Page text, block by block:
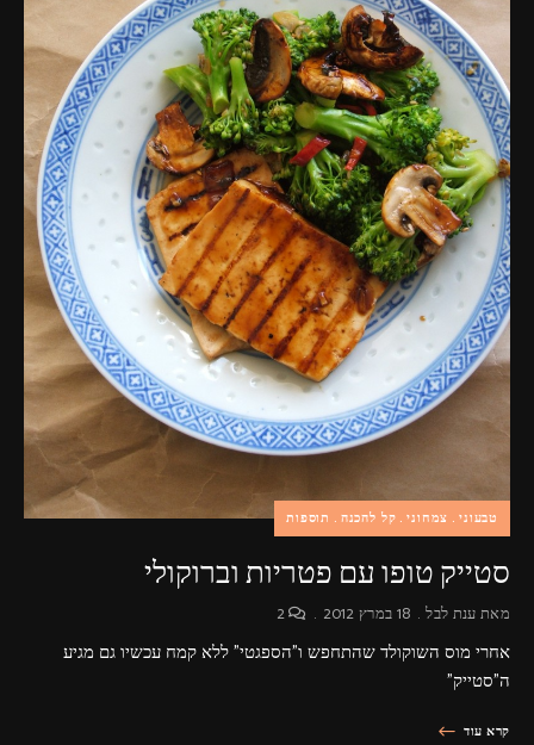
פרסומות,
מדיה
דיגיטלית
ועוד.
טבעוני צמחוני קל להכנה תוספות
סטייק טופו עם פטריות וברוקולי
מאתענת לבל 18 במרץ 2012 2
אחרי מוס השוקולד שהתחפש ו"הספגטי" ללא קמח עכשיו גם מגיע
ה"סטייק"
קרא עוד